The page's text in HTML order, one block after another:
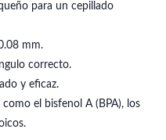
para un cepillado
mm.
correcto.
y eficaz.
el bisfenol A (BPA), los